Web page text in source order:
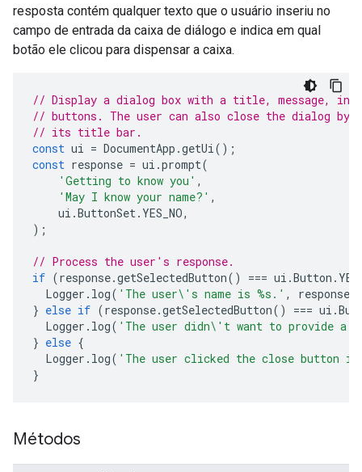
resposta contém qualquer texto que o usuário inseriu no
campo de entrada da caixa de diálogo e indica em qual
botão ele clicou para dispensar a caixa.
// Display a dialog box with a title, message,
// buttons. The user can also close the dialog
// its title bar.
const ui = DocumentApp .getUi();
const response = ui .prompt(
'Getting to know you' ,
'May I know your name?' ,
ui .ButtonSet. YES_NO,
);
// Process the user's response.
if (response.getSelectedButton() === ui .Button . YES
Logger . log( 'The user\'s name is %s.' , response
} else if (response.getSelectedButton() === ui .
Logger . log( 'The user didn\'t want to provide a
} else {
Logger . log( 'The user clicked the close
}
Métodos